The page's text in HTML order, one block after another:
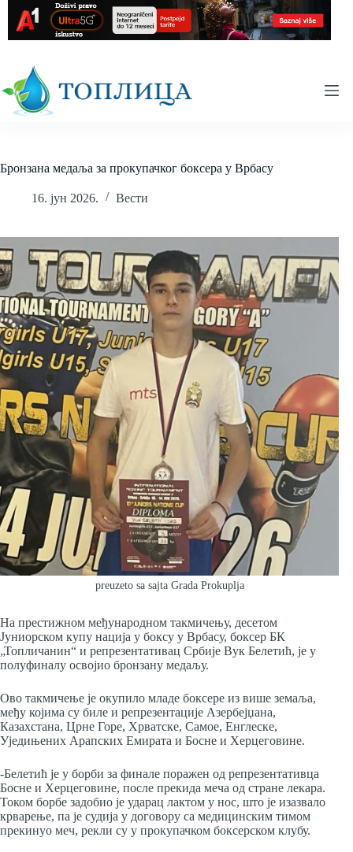
content
Бронзана медаља за прокупачког боксера у Врбасу
16. јун 2026. Вести
preuzeto sa sajta Grada Prokuplja
На престижном међународном такмичењу, десетом
Јуниорском купу нација у боксу у Врбасу, боксер БК
„Топличанин“ и репрезентативац Србије Вук Белетић, је у
полуфиналу освојио бронзану медаљу.
Ово такмичење је окупило младе боксере из више земаља,
међу којима су биле и репрезентације Азербејџана,
Казахстана, Црне Горе, Хрватске, Самое, Енглеске,
Уједињених Арапских Емирата и Босне и Херцеговине.
-Белетић је у борби за финале поражен од репрезентативца
Босне и Херцеговине, после прекида меча од стране лекара.
Током борбе задобио је ударац лактом у нос, што је изазвало
крварење, па је судија у договору са медицинским тимом
прекинуо меч, рекли су у прокупачком боксерском клубу.